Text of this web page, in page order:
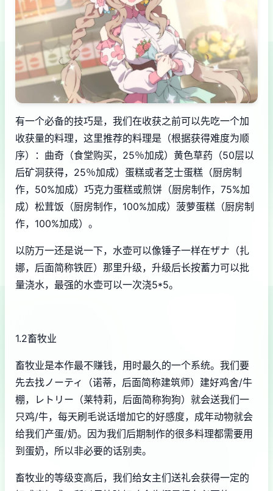
有一个必备的技巧是，我们在收获之前可以先吃一个加
收获量的料理，这里推荐的料理是（根据获得难度为顺
序）：曲奇（食堂购买，25％加成）黄色草药（50层以
后矿洞获得，25％加成）蛋糕或者芝士蛋糕（厨房制
作，50%加成）巧克力蛋糕或煎饼（厨房制作，75%加
成）松茸饭（厨房制作，100%加成）菠萝蛋糕（厨房制
作，100%加成）。
以防万一还是说一下，水壶可以像锤子一样在ザナ（扎
娜，后面简称铁匠）那里升级，升级后长按蓄力可以批
量浇水，最强的水壶可以一次浇5*5。
1.2畜牧业
畜牧业是本作最不赚钱，用时最久的一个系统。我们要
先去找ノーティ（诺蒂，后面简称建筑师）建好鸡舍/牛
棚，レトリー（莱特莉，后面简称狗狗）就会送我们一
只鸡/牛，每天刷毛说话增加它的好感度，成年动物就会
给我们产蛋/奶。因为我们后期制作的很多料理都需要用
到蛋奶，所以非必要的话别卖。
畜牧业的等级变高后，我们给女主们送礼会获得一定的